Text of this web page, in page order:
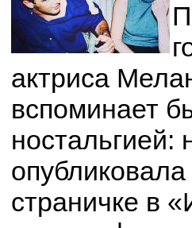
актриса
вспоминает
ностальгией:
страничке в